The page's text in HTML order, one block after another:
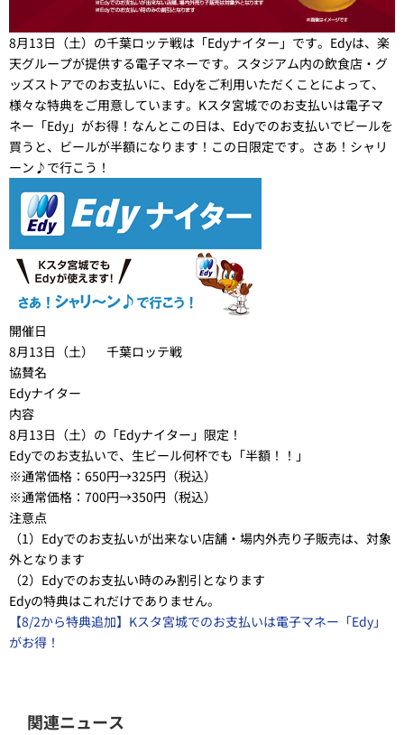
8月13日（土）の千葉ロッテ戦は「Edyナイター」です。Edyは、楽
天グループが提供する電子マネーです。スタジアム内の飲食店・グ
ッズストアでのお支払いに、Edyをご利用いただくことによって、
様々な特典をご用意しています。Kスタ宮城でのお支払いは電子マ
ネー「Edy」がお得！なんとこの日は、Edyでのお支払いでビールを
買うと、ビールが半額になります！この日限定です。さあ！シャリ
ーン♪で行こう！
開催日
8月13日（土） 千葉ロッテ戦
協賛名
Edyナイター
内容
8月13日（土）の「Edyナイター」限定！
Edyでのお支払いで、生ビール何杯でも「半額！！」
※通常価格：650円→325円 （税込）
※通常価格：700円→350円 （税込）
注意点
（1）Edyでのお支払いが出来ない店舗・場内外売り子販売は、対象
外となります
（2）Edyでのお支払い時のみ割引となります
Edyの特典はこれだけでありません。
【8/2から特典追加】Kスタ宮城でのお支払いは電子マネー「Edy」
がお得！
関連ニュース